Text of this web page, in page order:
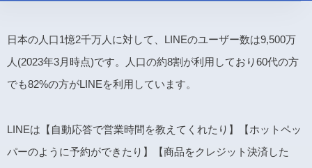
日本の人口1憶2千万人に対して、LINEのユーザー数は9,500万
人(2023年3月時点)です。人口の約8割が利用しており60代の方
でも82%の方がLINEを利用しています。
LINEは【自動応答で営業時間を教えてくれたり】【ホットペッ
パーのように予約ができたり】【商品をクレジット決済した